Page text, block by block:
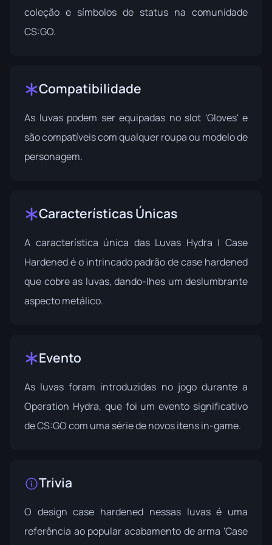
coleção e símbolos de status na comunidade
CS:GO.
Compatibilidade
As luvas podem ser equipadas no slot 'Gloves' e
são compatíveis com qualquer roupa ou modelo de
personagem.
Características Únicas
A característica única das Luvas Hydra | Case
Hardened é o intrincado padrão de case hardened
que cobre as luvas, dando-lhes um deslumbrante
aspecto metálico.
Evento
As luvas foram introduzidas no jogo durante a
Operation Hydra, que foi um evento significativo
de CS:GO com uma série de novos itens in-game.
Trivia
O design case hardened nessas luvas é uma
referência ao popular acabamento de arma 'Case